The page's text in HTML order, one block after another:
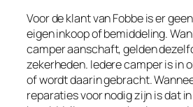
Voor de klant van Fobbe is er
eigen inkoop of bemiddeling.
camper aanschaft, gelden
zekerheden. Iedere camper is in
of wordt daarin gebracht.
reparaties voor nodig zijn is dat